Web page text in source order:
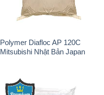
Polymer Diafloc AP 120C
Mitsubishi Nhật Bản Japan